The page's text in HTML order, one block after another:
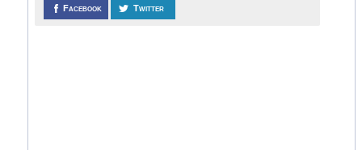
Facebook Twitter